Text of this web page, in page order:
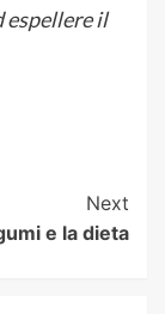
espellere il
Next
e la dieta